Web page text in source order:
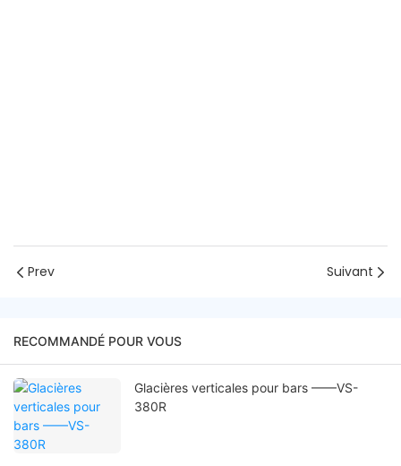
Prev Suivant
RECOMMANDÉ POUR VOUS
Glacières verticales pour bars ——VS-
380R